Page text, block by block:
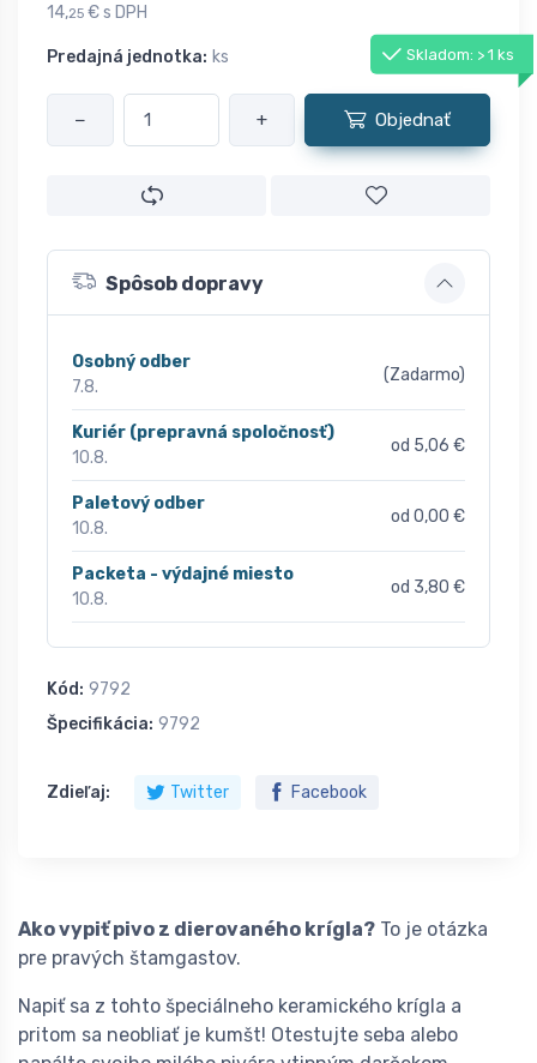
14,25 € s DPH
Predajná jednotka: ks Skladom: > 1 ks
− + Objednať
Spôsob dopravy
Osobný odber
7.8.
(Zadarmo)
Kuriér (prepravná spoločnosť)
10.8.
od 5,06 €
Paletový odber
10.8.
od 0,00 €
Packeta - výdajné miesto
10.8.
od 3,80 €
Kód: 9792
Špecifikácia: 9792
Zdieľaj: Twitter Facebook
Ako vypiť pivo z dierovaného krígla? To je otázka
pre pravých štamgastov.
Napiť sa z tohto špeciálneho keramického krígla a
pritom sa neobliať je kumšt! Otestujte seba alebo